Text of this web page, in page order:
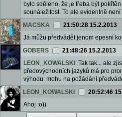
bylo sděleno, že je třeba být
sounáležitost. To ale evidentně
MACSKA
21:50:28 15.2.2013
Já můžu předvádět jenom epesní
GOBERS
21:48:26 15.2.2013
LEON_KOWALSKI : Tak tak... ale
předovýchodních jazyků má pro
výhodu: mohu na požádání
LEON_KOWALSKI
20:52:46
Ahoj :o))